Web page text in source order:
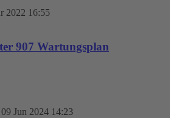
2022 16:55
907 Wartungsplan
09 Jun 2024 14:23